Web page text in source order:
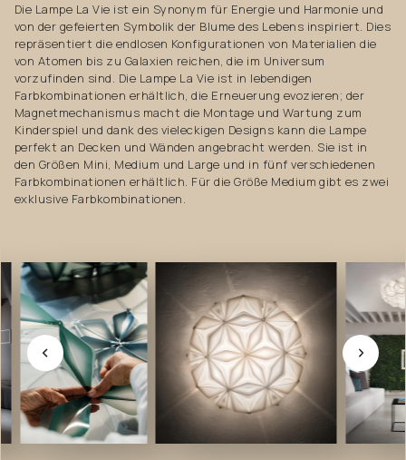
Die Lampe La Vie ist ein Synonym für Energie und Harmonie und
von der gefeierten Symbolik der Blume des Lebens inspiriert. Dies
repräsentiert die endlosen Konfigurationen von Materialien die
von Atomen bis zu Galaxien reichen, die im Universum
vorzufinden sind. Die Lampe La Vie ist in lebendigen
Farbkombinationen erhältlich, die Erneuerung evozieren; der
Magnetmechanismus macht die Montage und Wartung zum
Kinderspiel und dank des vieleckigen Designs kann die Lampe
perfekt an Decken und Wänden angebracht werden. Sie ist in
den Größen Mini, Medium und Large und in fünf verschiedenen
Farbkombinationen erhältlich. Für die Größe Medium gibt es zwei
exklusive Farbkombinationen.